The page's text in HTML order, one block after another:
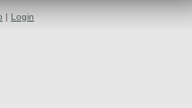
Login